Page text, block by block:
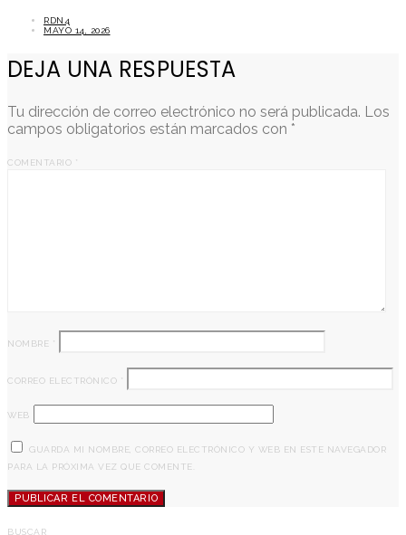
RDN4
MAYO 14, 2026
DEJA UNA RESPUESTA
Tu dirección de correo electrónico no será publicada. Los
campos obligatorios están marcados con *
COMENTARIO *
NOMBRE *
CORREO ELECTRÓNICO *
WEB
GUARDA MI NOMBRE, CORREO ELECTRÓNICO Y WEB EN ESTE NAVEGADOR
PARA LA PRÓXIMA VEZ QUE COMENTE.
BUSCAR